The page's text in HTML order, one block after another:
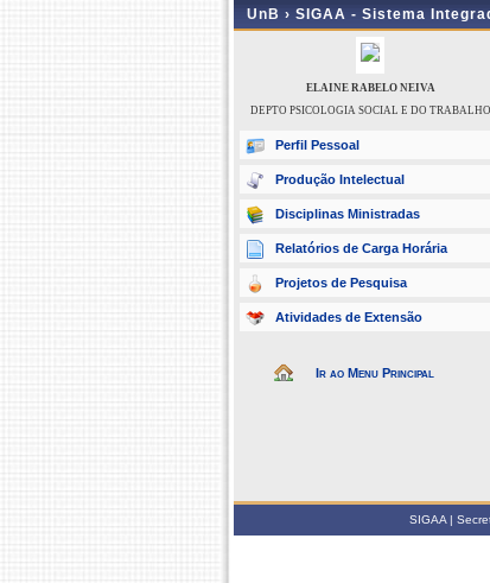
UnB › SIGAA - Sistema
ELAINE RABELO NEIVA
DEPTO PSICOLOGIA SOCIAL E DO TRABALHO
Perfil Pessoal
Produção Intelectual
Disciplinas Ministradas
Relatórios de Carga Horária
Projetos de Pesquisa
Atividades de Extensão
Ir ao Menu Principal
SIGAA |